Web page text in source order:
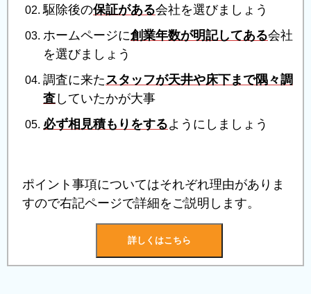
駆除後の保証がある会社を選びましょう
ホームページに創業年数が明記してある会社
を選びましょう
調査に来た スタッフが天井や床下まで隅々調
査 していたかが大事
必ず相見積もりをするようにしましょう
ポイント事項についてはそれぞれ理由がありま
すので右記ページで詳細をご説明します。
詳しくはこちら